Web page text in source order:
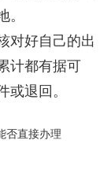
。
对好自己的出
计都有据可
或退回。
否直接办理